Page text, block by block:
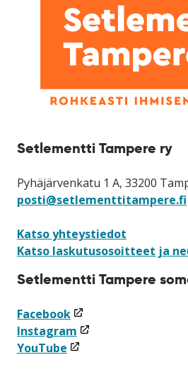
Setlementti Tampere ry
Pyhäjärvenkatu 1 A, 33200
posti@setlementtitampere.fi
Katso yhteystiedot
Katso laskutusosoitteet ja
Setlementti Tampere
Facebook(linkki
avataan
uuteen
Instagram (linkki
avataan
YouTube (linkki